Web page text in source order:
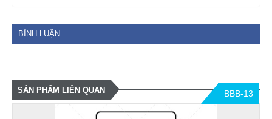
BÌNH LUẬN
SẢN PHẨM LIÊN QUAN BBB-13